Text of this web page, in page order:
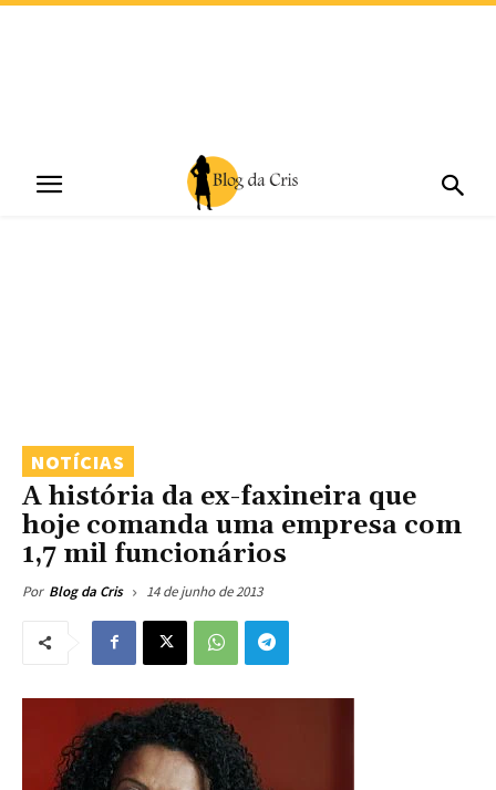
NOTÍCIAS
A história da ex-faxineira que
hoje comanda uma empresa com
1,7 mil funcionários
Por Blog da Cris 14 de junho de 2013